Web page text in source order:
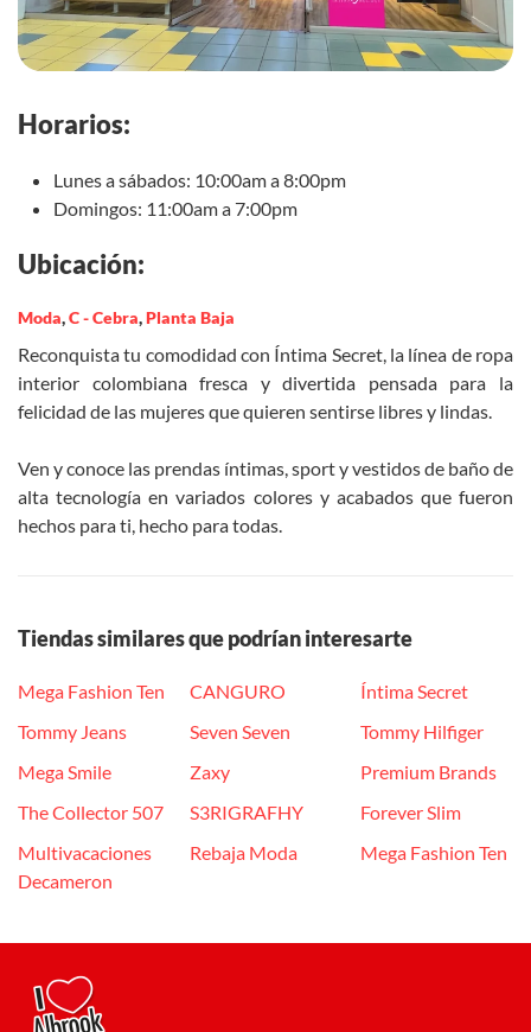
Horarios:
Lunes a sábados: 10:00am a 8:00pm
Domingos: 11:00am a 7:00pm
Ubicación:
Moda,C - Cebra,Planta Baja
Reconquista tu comodidad con Íntima Secret, la línea de ropa
interior colombiana fresca y divertida pensada para la
felicidad de las mujeres que quieren sentirse libres y lindas.
Ven y conoce las prendas íntimas, sport y vestidos de baño de
alta tecnología en variados colores y acabados que fueron
hechos para ti, hecho para todas.
Tiendas similares que podrían interesarte
Mega Fashion Ten
Tommy Jeans
Mega Smile
The Collector 507
Multivacaciones
Decameron
CANGURO
Seven Seven
Zaxy
S3RIGRAFHY
Rebaja Moda
Íntima Secret
Tommy Hilfiger
Premium Brands
Forever Slim
Mega Fashion Ten